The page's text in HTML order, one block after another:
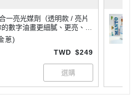
一亮光媒劑（透明款 / 亮片
數字油畫更細膩、更亮、更
蔥)
TWD $249